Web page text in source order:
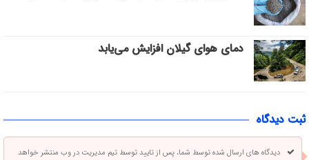
دمای هوای گیلان افزایش می‌یابد
ثبت دیدگاه
دیدگاه های ارسال شده توسط شما، پس از تایید توسط تیم مدیریت در وب منتشر خواهد